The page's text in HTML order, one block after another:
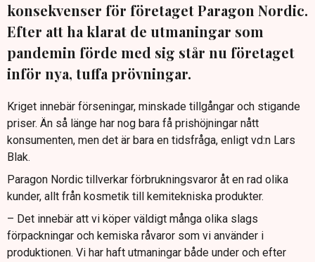
konsekvenser för företaget Paragon Nordic.
Efter att ha klarat de utmaningar som
pandemin förde med sig står nu företaget
inför nya, tuffa prövningar.
Kriget innebär förseningar, minskade tillgångar och stigande
priser. Än så länge har nog bara få prishöjningar nått
konsumenten, men det är bara en tidsfråga, enligt vd:n Lars
Blak.
Paragon Nordic tillverkar förbrukningsvaror åt en rad olika
kunder, allt från kosmetik till kemitekniska produkter.
– Det innebär att vi köper väldigt många olika slags
förpackningar och kemiska råvaror som vi använder i
produktionen. Vi har haft utmaningar både under och efter